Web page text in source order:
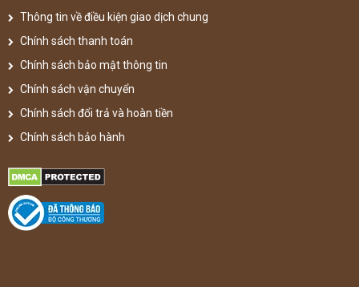
Thông tin về điều kiện giao dịch chung
Chính sách thanh toán
Chính sách bảo mật thông tin
Chính sách vận chuyển
Chính sách đổi trả và hoàn tiền
Chính sách bảo hành